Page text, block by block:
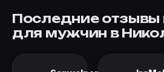
Последние отзывы
для мужчин в